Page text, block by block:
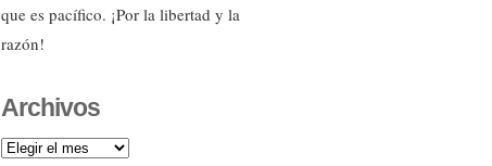
que es pacífico. ¡Por la libertad y la
razón!
Archivos
Archivos